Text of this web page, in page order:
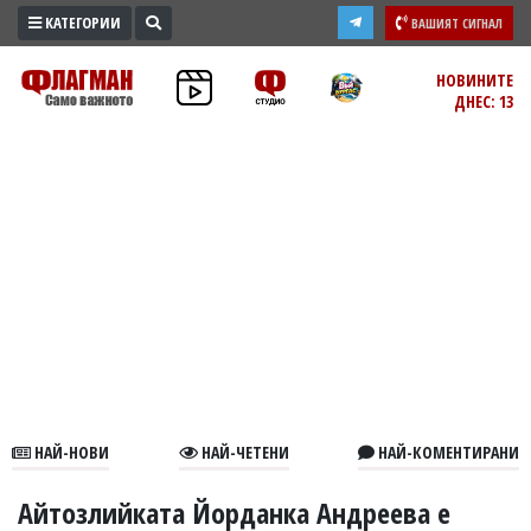
ПРОМО
ЗОНА
КАТЕГОРИИ ВАШИЯТ СИГНАЛ
НОВИНИТЕ
ДНЕС: 13
НАЙ-НОВИ НАЙ-ЧЕТЕНИ НАЙ-КОМЕНТИРАНИ
Айтозлийката Йорданка Андреева е